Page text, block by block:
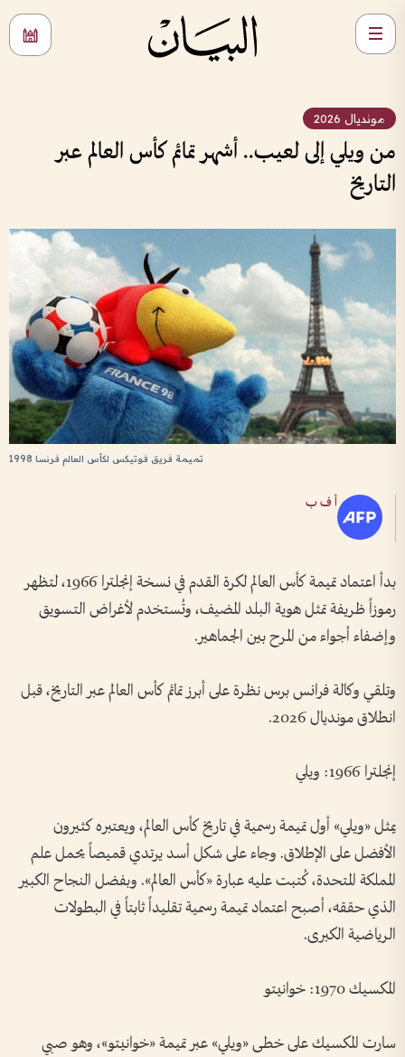
مونديال 2026
من ويلي إلى لعيب.. أشهر تمائم كأس العالم عبر
التاريخ
تميمة فريق فوتيكس لكأس العالم فرنسا 1998
أ ف ب
بدأ اعتماد تميمة كأس العالم لكرة القدم في نسخة إنجلترا 1966، لتظهر
رموزاً ظريفة تمثل هوية البلد المضيف، وتُستخدم لأغراض التسويق
وإضفاء أجواء من المرح بين الجماهير.
وتلقي وكالة فرانس برس نظرة على أبرز تمائم كأس العالم عبر التاريخ، قبل
انطلاق مونديال 2026.
إنجلترا 1966: ويلي
يمثل «ويلي» أول تميمة رسمية في تاريخ كأس العالم، ويعتبره كثيرون
الأفضل على الإطلاق. وجاء على شكل أسد يرتدي قميصاً يحمل علم
المملكة المتحدة، كُتبت عليه عبارة «كأس العالم». وبفضل النجاح الكبير
الذي حققه، أصبح اعتماد تميمة رسمية تقليداً ثابتاً في البطولات
الرياضية الكبرى.
المكسيك 1970: خوانيتو
سارت المكسيك على خطى «ويلي» عبر تميمة «خوانيتو»، وهو صبي